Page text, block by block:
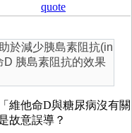
quote
於減少胰島素阻抗(in
胰島素阻抗的效果
維他命D與糖尿病沒有關
故意誤導？